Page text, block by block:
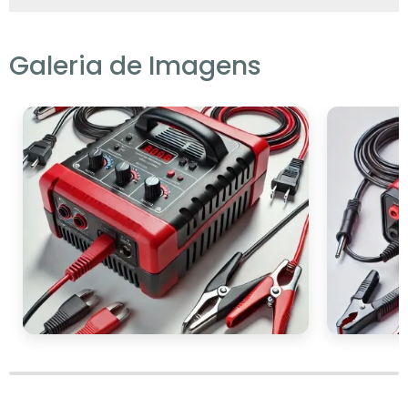
Por fim, a durabilidade e a garantia oferecida
pelo fabricante são indicativos da qualidade
marcas reconhecidas, que oferecem garantia
e suporte técnico, assegurando uma compra
confiável e sem preocupações.
Em suma, ao procurar um carregador de
bateria de moto, priorize características que
oferecem segurança, eficiência e facilidade
de uso, garantindo assim que sua moto esteja
sempre pronta para a estrada.
DICAS PARA PROLONGAR
A VIDA ÚTIL DA BATERIA
Galeria de Imagens